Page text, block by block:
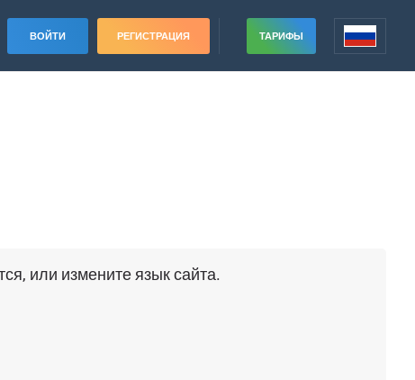
ВОЙТИ РЕГИСТРАЦИЯ ТАРИФЫ